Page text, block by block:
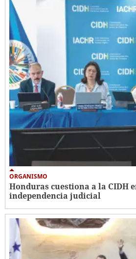
ORGANISMO
Honduras cuestiona a la CIDH
independencia judicial